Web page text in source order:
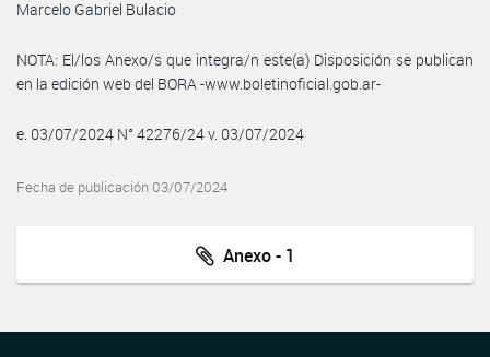
Marcelo Gabriel Bulacio
NOTA: El/los Anexo/s que integra/n este(a) Disposición se publican
en la edición web del BORA -www.boletinoficial.gob.ar-
e. 03/07/2024 N° 42276/24 v. 03/07/2024
Fecha de publicación 03/07/2024
Anexo - 1